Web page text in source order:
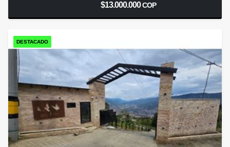
$13.000.000COP
DESTACADO